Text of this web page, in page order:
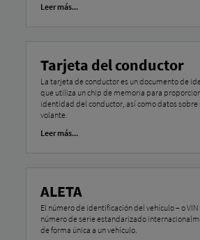
Leer más...
Tarjeta del conductor
La tarjeta de conductor es un documento de
que utiliza un chip de memoria para
identidad del conductor, así como datos sobre
volante.
Leer más...
ALETA
El número de identificación del vehículo – o
número de serie estandarizado
de forma única a un vehículo.